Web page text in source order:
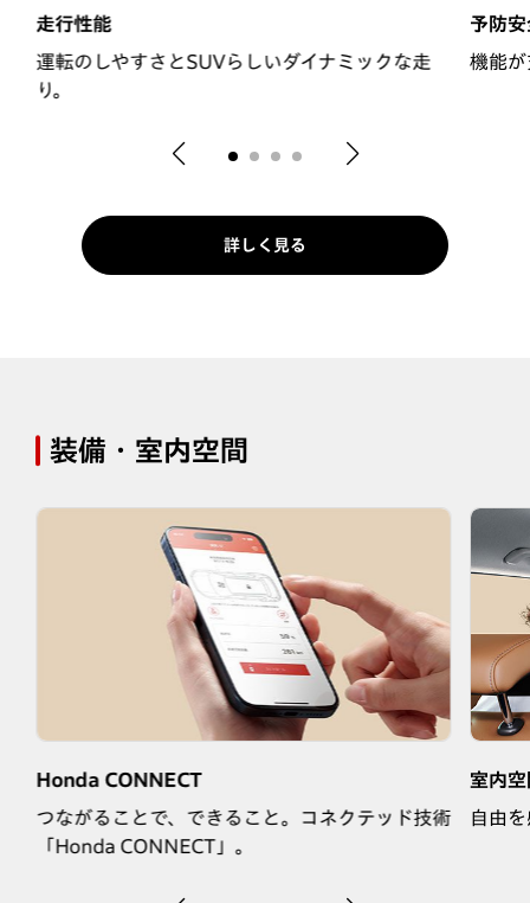
走行性能
運転のしやすさとSUVらしいダイナミックな走
り。
予防
機能
詳しく見る
装備・室内空間
Honda CONNECT
つながることで、できること。コネクテッド技術
「Honda CONNECT」。
室内
自由